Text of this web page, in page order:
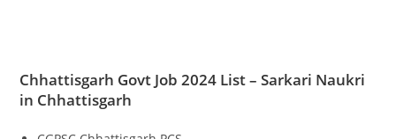
Chhattisgarh Govt Job 2024 List – Sarkari Naukri
in Chhattisgarh